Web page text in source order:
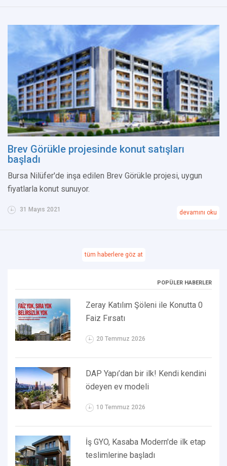
Brev Görükle projesinde konut satışları
başladı
Bursa Nilüfer'de inşa edilen Brev Görükle projesi, uygun
fiyatlarla konut sunuyor.
31 Mayıs 2021 devamını oku
tüm haberlere göz at
POPÜLER HABERLER
Zeray Katılım Şöleni ile Konutta 0
Faiz Fırsatı
20 Temmuz 2026
DAP Yapı’dan bir ilk! Kendi kendini
ödeyen ev modeli
10 Temmuz 2026
İş GYO, Kasaba Modern'de ilk etap
teslimlerine başladı